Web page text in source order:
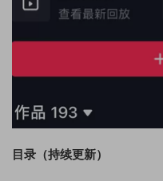
目录（持续更新）